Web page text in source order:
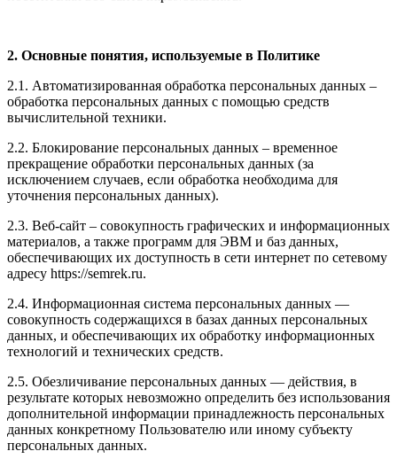
2. Основные понятия, используемые в Политике
2.1. Автоматизированная обработка персональных данных –
обработка персональных данных с помощью средств
вычислительной техники.
2.2. Блокирование персональных данных – временное
прекращение обработки персональных данных (за
исключением случаев, если обработка необходима для
уточнения персональных данных).
2.3. Веб-сайт – совокупность графических и информационных
материалов, а также программ для ЭВМ и баз данных,
обеспечивающих их доступность в сети интернет по сетевому
адресу https://semrek.ru.
2.4. Информационная система персональных данных —
совокупность содержащихся в базах данных персональных
данных, и обеспечивающих их обработку информационных
технологий и технических средств.
2.5. Обезличивание персональных данных — действия, в
результате которых невозможно определить без использования
дополнительной информации принадлежность персональных
данных конкретному Пользователю или иному субъекту
персональных данных.